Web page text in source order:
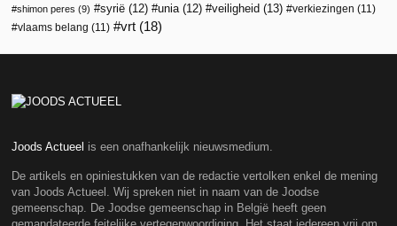
shimon peres (9) syrië (12) unia (12) veiligheid (13) verkiezingen (11)
vlaams belang (11) vrt (18)
Joods Actueel is een onafhankelijk nieuwsmedium.
De artikels en opiniestukken van de redactie vertolken enkel de mening
van Joods Actueel. Wij spreken niet in naam van de Joodse
gemeenschap. De Joodse gemeenschap in België heeft geen
gemandateerde feitelijke vertegenwoordiging. Het staat iedereen vrij om